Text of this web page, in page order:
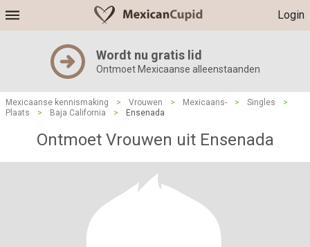
Login
Wordt nu gratis lid
Ontmoet Mexicaanse alleenstaanden
Mexicaanse kennismaking > Vrouwen > Mexicaans- > Singles
>
Plaats
> Baja California > Ensenada
Ontmoet Vrouwen uit Ensenada